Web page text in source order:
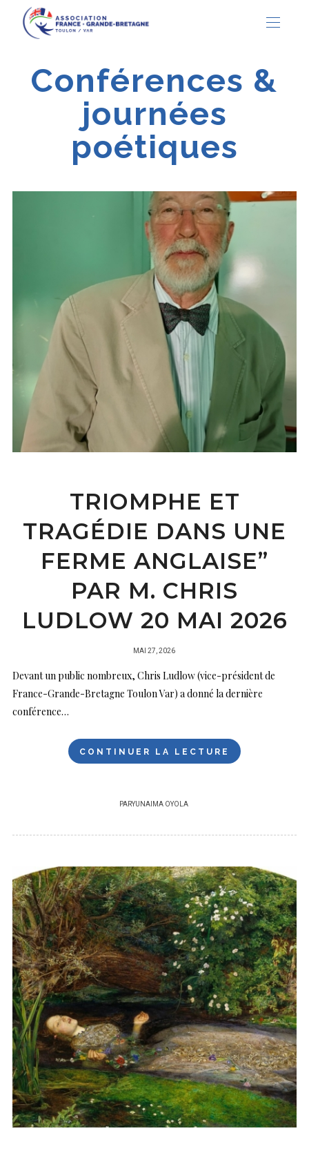
Conférences &
journées
poétiques
TRIOMPHE ET
TRAGÉDIE DANS UNE
FERME ANGLAISE”
PAR M. CHRIS
LUDLOW 20 MAI 2026
PUBLIÉ
MAI 27, 2026
Devant un public nombreux, Chris Ludlow (vice-président de
France-Grande-Bretagne Toulon Var) a donné la dernière
conférence…
CONTINUER LA LECTURE
PARYUNAIMA OYOLA